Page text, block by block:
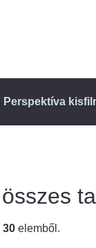
Perspektíva
30 elemből.